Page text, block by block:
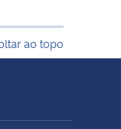
ao topo